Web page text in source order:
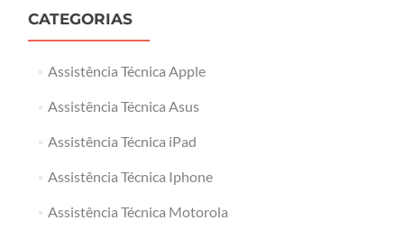
CATEGORIAS
Assistência Técnica Apple
Assistência Técnica Asus
Assistência Técnica iPad
Assistência Técnica Iphone
Assistência Técnica Motorola